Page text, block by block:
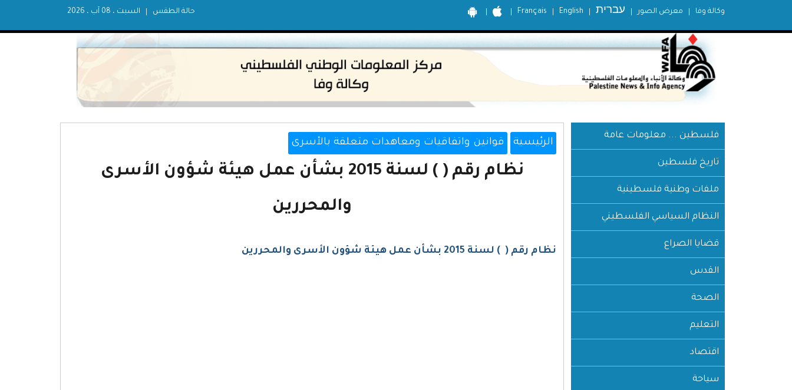
Français English עברית معرض الصور وكالة وفا السبت ، 08 آب ، 2026 حالة الطقس
فلسطين ... معلومات عامة
تاريخ فلسطين
ملفات وطنية فلسطينية
النظام السياسي الفلسطيني
قضايا الصراع
القدس
الصحة
التعليم
اقتصاد
سياحة
الرئيسية قوانين واتفاقيات ومعاهدات متعلقة بالأسرى
نظام رقم ( ) لسنة 2015 بشأن عمل هيئة شؤون الأسرى
والمحررين
نظام رقم ( ) لسنة 2015 بشأن عمل هيئة شؤون الأسرى والمحررين